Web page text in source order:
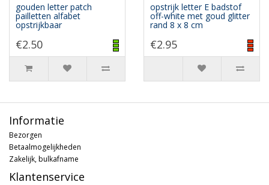
gouden letter patch
pailletten alfabet
opstrijkbaar
€2.50
opstrijk letter E badstof
off-white met goud glitter
rand 8 x 8 cm
€2.95
Informatie
Bezorgen
Betaalmogelijkheden
Zakelijk, bulkafname
Klantenservice